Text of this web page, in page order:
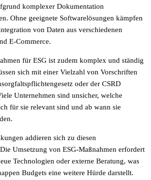
komplexer Dokumentation
Ohne geeignete Softwarelösungen kämpfen
von Daten aus verschiedenen
E-Commerce.
für ESG ist zudem komplex und ständig
sich mit einer Vielzahl von Vorschriften
oder der CSRD
Unternehmen sind unsicher, welche
für sie relevant sind und ab wann sie
addieren sich zu diesen
Umsetzung von ESG-Maßnahmen erfordert
Technologien oder externe Beratung, was
Budgets eine weitere Hürde darstellt.